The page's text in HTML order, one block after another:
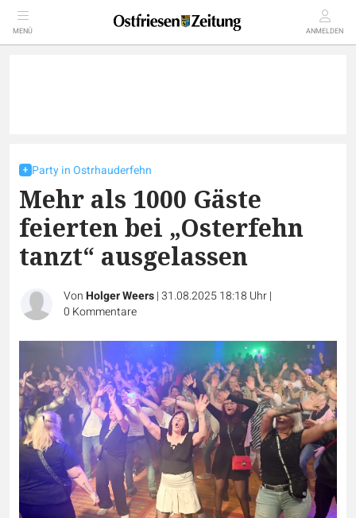
MENÜ ANMELDEN
Party in Ostrhauderfehn
Mehr als 1000 Gäste
feierten bei „Osterfehn
tanzt“ ausgelassen
VonHolger Weers|31.08.2025 18:18 Uhr|
0 Kommentare